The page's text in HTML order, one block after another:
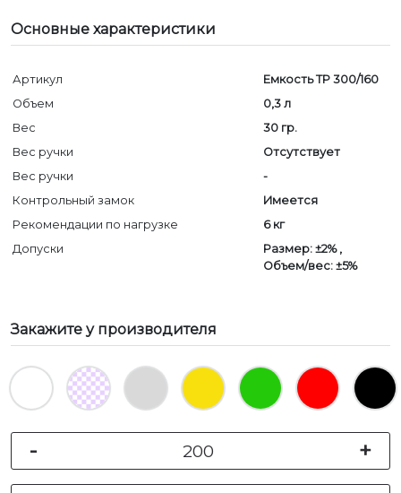
Основные характеристики
Артикул
Емкость ТР 300/160
Объем
0,3 л
Вес
30 гр.
Вес ручки
Отсутствует
Вес ручки
-
Контрольный замок
Имеется
Рекомендации по нагрузке
6 кг
Допуски
Размер: ±2% ,
Объем/вес: ±5%
Закажите у производителя
- +